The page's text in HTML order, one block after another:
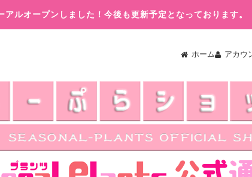
ルオープンしました！今後も更新予定となっております。
ホーム アカウ